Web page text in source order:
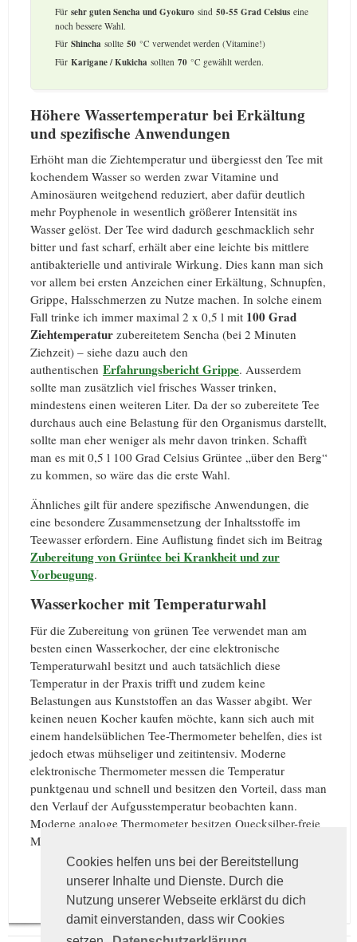
Cookies helfen uns bei der Bereitstellung
unserer Inhalte und Dienste. Durch die
Nutzung unserer Webseite erklärst du dich
damit einverstanden, dass wir Cookies
Für sehr guten Sencha und Gyokuro sind 50-55 Grad Celsius eine
noch bessere Wahl.
Für Shincha sollte 50 °C verwendet werden (Vitamine!)
Für Karigane / Kukicha sollten 70 °C gewählt werden.
Höhere Wassertemperatur bei Erkältung
und spezifische Anwendungen
Erhöht man die Ziehtemperatur und übergiesst den Tee mit
kochendem Wasser so werden zwar Vitamine und
Aminosäuren weitgehend reduziert, aber dafür deutlich
mehr Poyphenole in wesentlich größerer Intensität ins
Wasser gelöst. Der Tee wird dadurch geschmacklich sehr
bitter und fast scharf, erhält aber eine leichte bis mittlere
antibakterielle und antivirale Wirkung. Dies kann man sich
vor allem bei ersten Anzeichen einer Erkältung, Schnupfen,
Grippe, Halsschmerzen zu Nutze machen. In solche einem
Fall trinke ich immer maximal 2 x 0,5 l mit 100 Grad
Ziehtemperatur zubereitetem Sencha (bei 2 Minuten
Ziehzeit) – siehe dazu auch den
authentischen Erfahrungsbericht Grippe. Ausserdem
sollte man zusätzlich viel frisches Wasser trinken,
mindestens einen weiteren Liter. Da der so zubereitete Tee
durchaus auch eine Belastung für den Organismus darstellt,
sollte man eher weniger als mehr davon trinken. Schafft
man es mit 0,5 l 100 Grad Celsius Grüntee „über den Berg“
zu kommen, so wäre das die erste Wahl.
Ähnliches gilt für andere spezifische Anwendungen, die
eine besondere Zusammensetzung der Inhaltsstoffe im
Teewasser erfordern. Eine Auflistung findet sich im Beitrag
Zubereitung von Grüntee bei Krankheit und zur
Vorbeugung.
Wasserkocher mit Temperaturwahl
Für die Zubereitung von grünen Tee verwendet man am
besten einen Wasserkocher, der eine elektronische
Temperaturwahl besitzt und auch tatsächlich diese
Temperatur in der Praxis trifft und zudem keine
Belastungen aus Kunststoffen an das Wasser abgibt. Wer
keinen neuen Kocher kaufen möchte, kann sich auch mit
einem handelsüblichen Tee-Thermometer behelfen, dies ist
jedoch etwas mühseliger und zeitintensiv. Moderne
elektronische Thermometer messen die Temperatur
punktgenau und schnell und besitzen den Vorteil, dass man
den Verlauf der Aufgusstemperatur beobachten kann.
Moderne analoge Thermometer besitzen Quecksilber-freie
Messstoffe.
Like